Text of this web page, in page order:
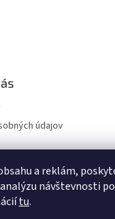
a reklám,
návštevnosti
tu.
údajov